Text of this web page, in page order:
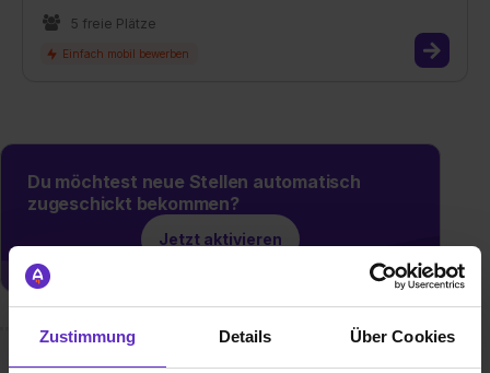
Zustimmung Details Über Cookies
5 freie Plätze
Du möchtest neue Stellen automatisch
zugeschickt bekommen?
Jetzt aktivieren